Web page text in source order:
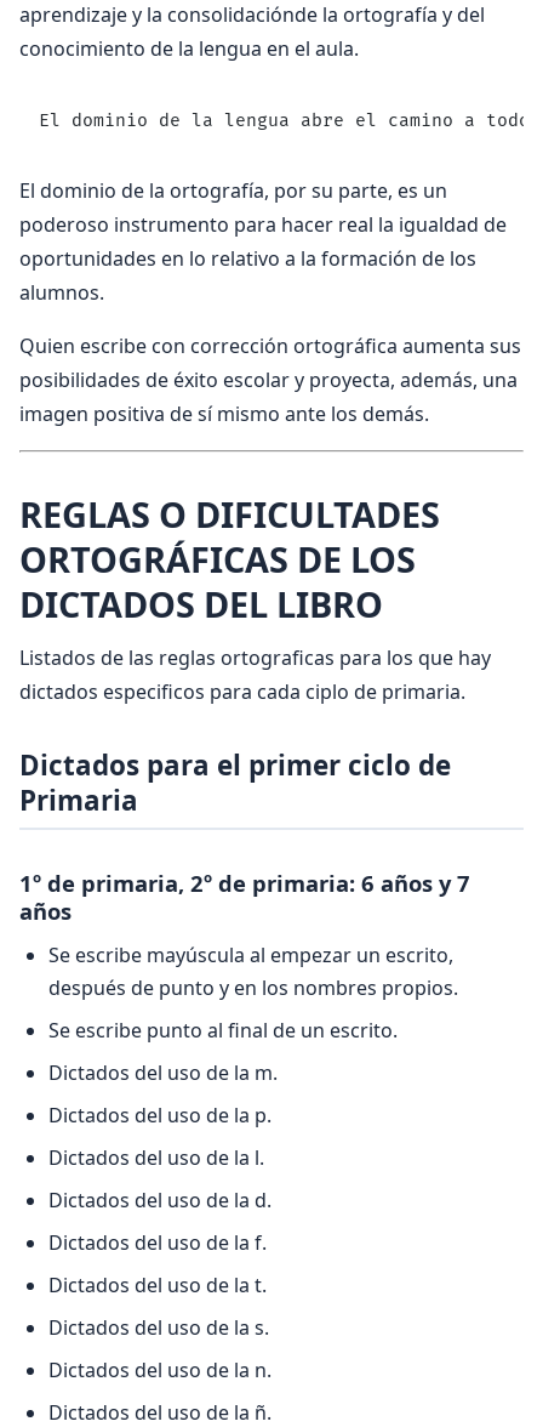
aprendizaje y la consolidaciónde la ortografía y del
conocimiento de la lengua en el aula.
El dominio de la lengua abre el camino a
El dominio de la ortografía, por su parte, es un
poderoso instrumento para hacer real la igualdad de
oportunidades en lo relativo a la formación de los
alumnos.
Quien escribe con corrección ortográfica aumenta sus
posibilidades de éxito escolar y proyecta, además, una
imagen positiva de sí mismo ante los demás.
REGLAS O DIFICULTADES
ORTOGRÁFICAS DE LOS
DICTADOS DEL LIBRO
Listados de las reglas ortograficas para los que hay
dictados especificos para cada ciplo de primaria.
Dictados para el primer ciclo de
Primaria
1º de primaria, 2º de primaria: 6 años y 7
años
Se escribe mayúscula al empezar un escrito,
después de punto y en los nombres propios.
Se escribe punto al final de un escrito.
Dictados del uso de la m.
Dictados del uso de la p.
Dictados del uso de la l.
Dictados del uso de la d.
Dictados del uso de la f.
Dictados del uso de la t.
Dictados del uso de la s.
Dictados del uso de la n.
Dictados del uso de la ñ.